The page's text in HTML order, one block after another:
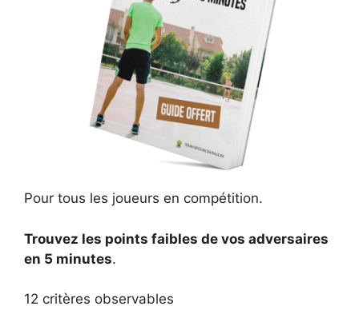
Pour tous les joueurs en compétition.
Trouvez les points faibles de vos adversaires
en 5 minutes.
12 critères observables